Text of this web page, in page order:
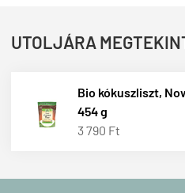
UTOLJÁRA
Bio kókuszliszt,
454 g
3 790 Ft